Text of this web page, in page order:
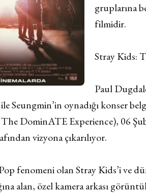
gruplarına
filmidir.
Stray Kids:
Paul
Seungmin’in oynadığı konser
DominATE Experience), 06
vizyona çıkarılıyor.
fenomeni olan Stray Kids’i ve
alan, özel kamera arkası